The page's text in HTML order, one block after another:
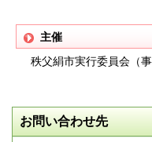
主催
秩父絹市実行委員会（事
お問い合わせ先